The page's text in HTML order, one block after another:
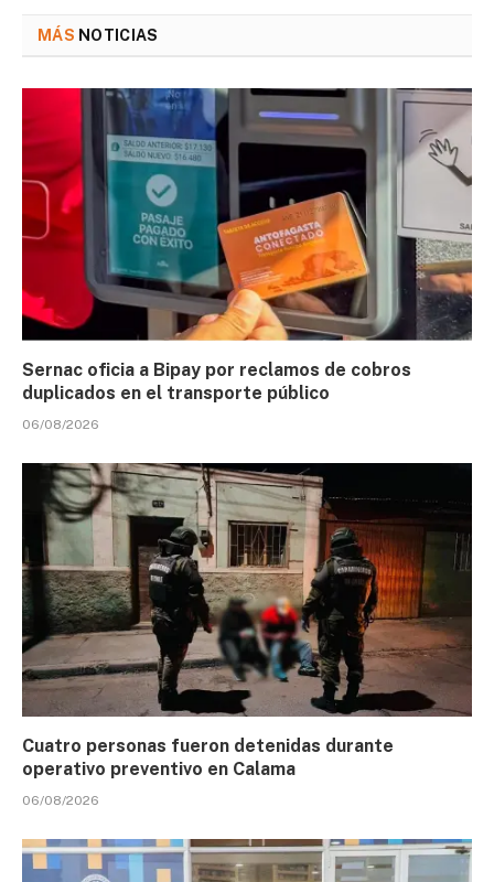
MÁS NOTICIAS
Sernac oficia a Bipay por reclamos de cobros
duplicados en el transporte público
06/08/2026
Cuatro personas fueron detenidas durante
operativo preventivo en Calama
06/08/2026